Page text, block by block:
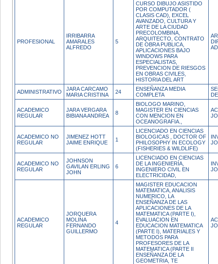
PROFESIONAL
IRRIBARRA
AMARALES
ALFREDO
5
CURSO DIBUJO ASISTIDO
POR COMPUTADOR (
CLASIS CAD), EXCEL
AVANZADO, CULTURA Y
ARTE DE LA CIUDAD
PRECOLOMBINA,
ARQUITECTO, CONTRATO
DE OBRA PUBLICA,
APLICACIONES BAJO
WINDOWS PARA
ESPECIALISTAS,
PREVENCION DE RIESGOS
EN OBRAS CIVILES,
HISTORIA DEL ART
ADMINISTRATIVO
JARA CARCAMO
MARIA CRISTINA
24
ENSEÑANZA MEDIA
COMPLETA
ACADEMICO
REGULAR
JARA VERGARA
BIBIANA ANDREA
8
BIOLOGO MARINO,
MAGISTER EN CIENCIAS
CON MENCION EN
OCEANOGRAFIA.,
ACADEMICO NO
REGULAR
JIMENEZ HOTT
JAIME ENRIQUE
1
LICENCIADO EN CIENCIAS
BIOLOGICAS , DOCTOR OF
PHILOSOPHY IN ECOLOGY
(FISHERIES & WILDLIFE)
ACADEMICO NO
REGULAR
JOHNSON
GAVILAN ERLING
JOHN
6
LICENCIADO EN CIENCIAS
DE LA INGENIERÍA,
INGENIERO CIVIL EN
ELECTRICIDAD,
ACADEMICO
REGULAR
JORQUERA
MOLINA
FERNANDO
GUILLERMO
4
MAGISTER EDUCACION
MATEMATICA, ANALISIS
NUMERICO, LA
ENSEÑANZA DE LAS
APLICACIONES DE LA
MATEMATICA (PARTE I),
EVALUACION EN
EDUCACION MATEMATICA
(PARTE I), MATERIALES Y
METODOS PARA
PROFESORES DE LA
MATEMATICA (PARTE II
ENSEÑANZA DE LA
GEOMETRIA, TE